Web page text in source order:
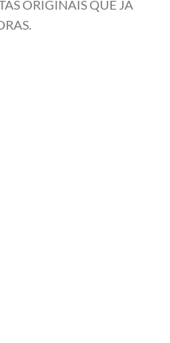
ORIGINAIS QUE JÁ